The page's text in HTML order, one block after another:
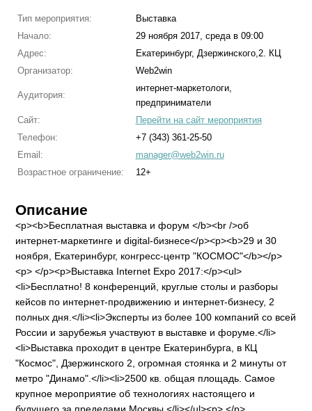
Тип мероприятия:
Выставка
Начало:
29 ноября 2017, среда в 09:00
Адрес:
Екатеринбург, Дзержинского,2. КЦ
Организатор:
Web2win
Аудитория:
интернет-маркетологи,
предприниматели
Сайт:
Перейти на сайт мероприятия
Телефон:
+7 (343) 361-25-50
Email:
manager@web2win.ru
Возрастное ограничение:
12+
Описание
<p><b>Бесплатная выставка и форум </b><br />об
интернет-маркетинге и digital-бизнесе</p><p><b>29 и 30
ноября, Екатеринбург, конгресс-центр "КОСМОС"</b></p>
<p> </p><p>Выставка Internet Expo 2017:</p><ul>
<li>Бесплатно! 8 конференций, круглые столы и разборы
кейсов по интернет-продвижению и интернет-бизнесу, 2
полных дня.</li><li>Эксперты из более 100 компаний со всей
России и зарубежья участвуют в выставке и форуме.</li>
<li>Выставка проходит в центре Екатеринбурга, в КЦ
"Космос", Дзержинского 2, огромная стоянка и 2 минуты от
метро "Динамо".</li><li>2500 кв. общая площадь. Самое
крупное мероприятие об технологиях настоящего и